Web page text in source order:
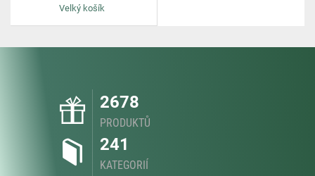
Velký košík
2678
PRODUKTŮ
241
KATEGORIÍ